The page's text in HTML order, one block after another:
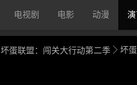
电视剧 电影 动漫
坏蛋联盟：闯关大行动第二季  坏